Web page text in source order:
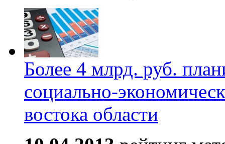
Более 4 млрд. руб.
социально-
востока области